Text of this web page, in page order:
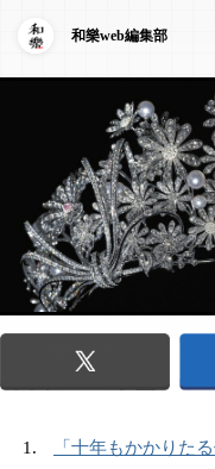
和樂web編集部
「十年もかかりた